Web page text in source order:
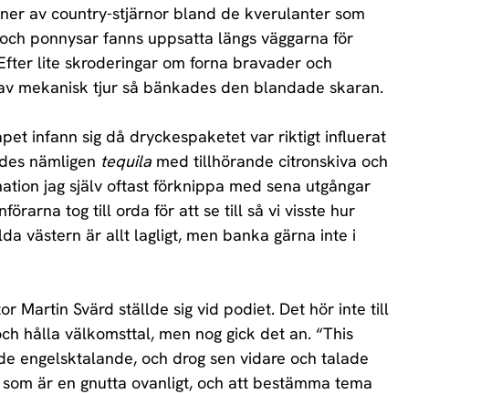
av country-stjärnor bland de kverulanter som
ponnysar fanns uppsatta längs väggarna för
lite skroderingar om forna bravader och
mekanisk tjur så bänkades den blandade skaran.
infann sig då dryckespaketet var riktigt influerat
nämligen tequila med tillhörande citronskiva och
jag själv oftast förknippa med sena utgångar
tog till orda för att se till så vi visste hur
västern är allt lagligt, men banka gärna inte i
Martin Svärd ställde sig vid podiet. Det hör inte till
hålla välkomsttal, men nog gick det an. “This
engelsktalande, och drog sen vidare och talade
är en gnutta ovanligt, och att bestämma tema